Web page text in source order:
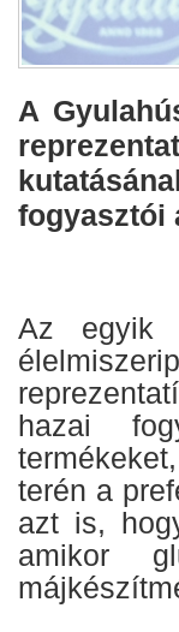
A
fogyasztói
Az egyik
hazai
terén a
azt is,
amikor